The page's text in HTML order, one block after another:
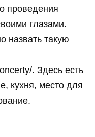
проведения
глазами.
назвать такую
. Здесь есть
кухня, место для